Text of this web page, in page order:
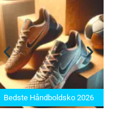
Bedste Håndboldsko 2026